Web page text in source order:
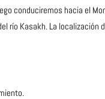
conduciremos hacia el
río Kasakh. La